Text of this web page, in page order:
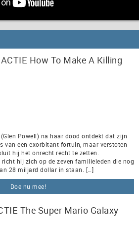
How To Make A Killing
Powell) na haar dood ontdekt dat zijn
van een exorbitant fortuin, maar verstoten
hij het onrecht recht te zetten.
hij zich op de zeven familieleden die nog
28 miljard dollar in staan. […]
Doe nu mee!
The Super Mario Galaxy